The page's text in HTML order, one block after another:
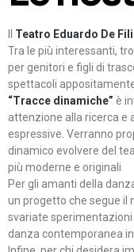
Teatro Eduardo De
Tra le più interessanti,
per genitori e figli di
spettacoli
“Tracce dinamiche” è
attenzione alla ricerca e
espressive. Verranno
dinamico evolvere del
più moderne e originali
Per gli amanti della
un progetto che segue il
svariate sperimentazioni
danza contemporanea